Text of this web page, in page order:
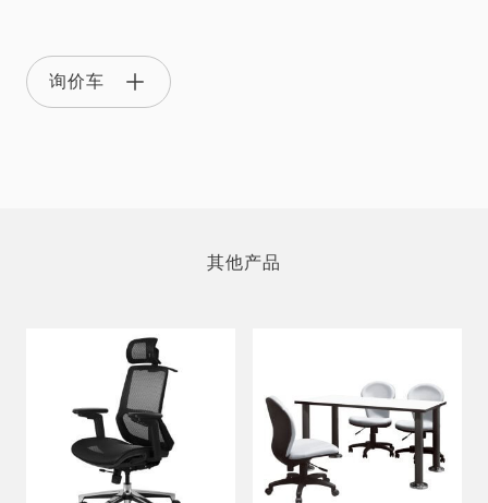
询价车
其他产品